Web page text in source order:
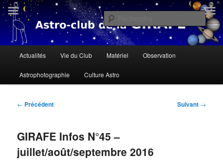
Aller
au
contenu
principalAstroclub de la Girafe
« Il n'y a personne qui soit née sous une mauvaise étoile, il n'y a que des
gens qui ne savent pas lire le ciel » Dalaï Lama
principal
Actualités Vie du Club Matériel Observation
Astrophotographie Culture Astro
Navigation
← Précédent Suivant →
GIRAFE Infos N°45 –
juillet/août/septembre 2016